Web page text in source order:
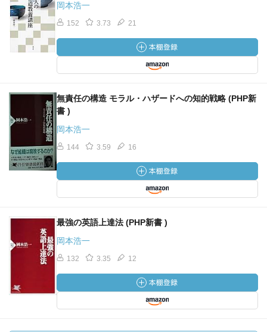
岡本浩一
152 3.73 21
無責任の構造 モラル・ハザードへの知的戦略 (PHP新
書 )
岡本浩一
144 3.59 16
最強の英語上達法 (PHP新書 )
岡本浩一
132 3.35 12